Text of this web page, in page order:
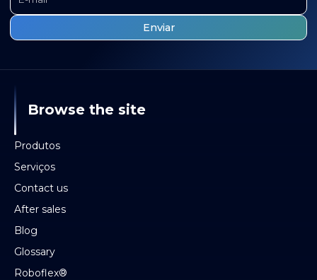
Browse the site
Produtos
Serviços
Contact us
After sales
Blog
Glossary
Roboflex®